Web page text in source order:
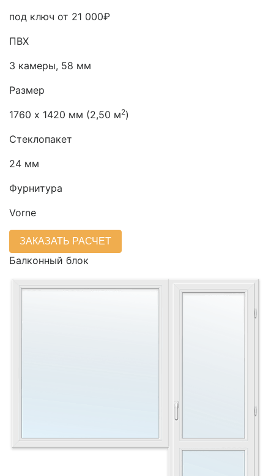
под ключ от 21 000₽
ПВХ
3 камеры, 58 мм
Размер
1760 х 1420 мм (2,50 м2)
Стеклопакет
24 мм
Фурнитура
Vorne
ЗАКАЗАТЬ РАСЧЕТ
Балконный блок